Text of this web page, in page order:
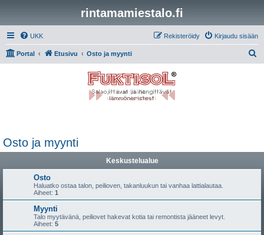
rintamamiestalo.fi
UKK Kirjaudu sisään
Rekisteröidy
Portal Etusivu Osto ja myynti
Osto ja myynti
Keskustelualue
Osto
Haluatko ostaa talon, peilioven, takanluukun tai vanhaa lattialautaa.
Aiheet: 1
Myynti
Talo myytävänä, peiliovet hakevat kotia tai remontista jääneet levyt.
Aiheet: 5